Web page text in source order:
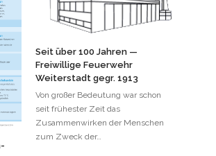
Seit über 100 Jahren —
Freiwillige Feuerwehr
Weiterstadt gegr. 1913
Von großer Bedeutung war schon
seit frühester Zeit das
Zusammenwirken der Menschen
zum Zweck der…